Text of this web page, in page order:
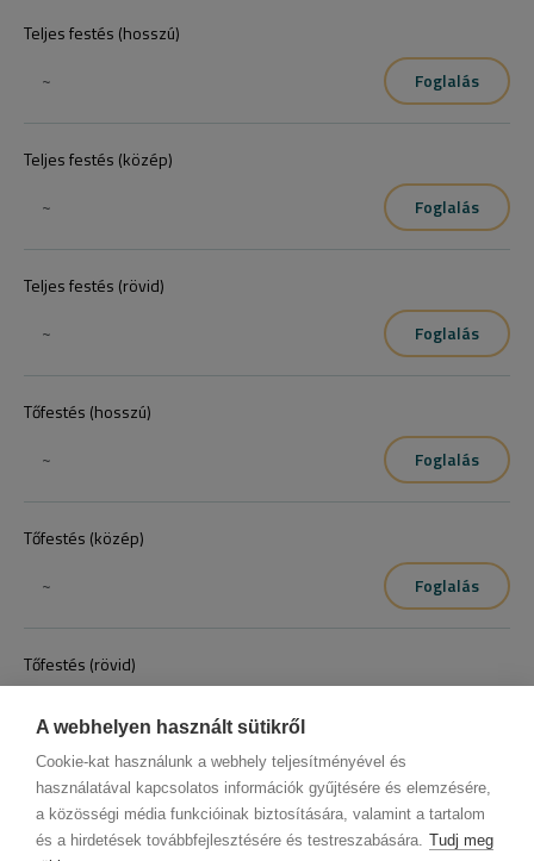
A webhelyen használt sütikről
Cookie-kat használunk a webhely teljesítményével és
használatával kapcsolatos információk gyűjtésére és elemzésére,
a közösségi média funkcióinak biztosítására, valamint a tartalom
és a hirdetések továbbfejlesztésére és testreszabására. Tudj meg
Teljes festés (hosszú)
~
Foglalás
Teljes festés (közép)
~
Foglalás
Teljes festés (rövid)
~
Foglalás
Tőfestés (hosszú)
~
Foglalás
Tőfestés (közép)
~
Foglalás
Tőfestés (rövid)